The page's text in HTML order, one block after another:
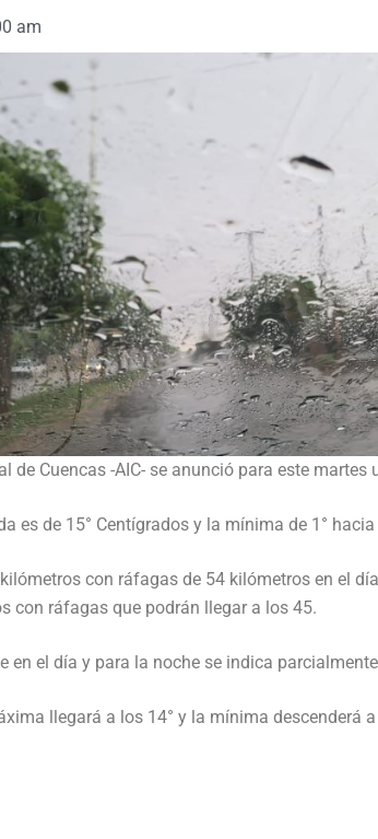
am
de Cuencas -AIC- se anunció para este
es de 15° Centígrados y la mínima de 1°
con ráfagas de 54 kilómetros en el
con ráfagas que podrán llegar a los 45.
en el día y para la noche se indica
llegará a los 14° y la mínima descenderá